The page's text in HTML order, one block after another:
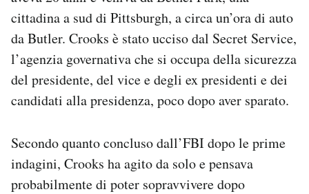
cittadina a sud di Pittsburgh, a circa un’ora di auto
da Butler. Crooks è stato ucciso dal Secret Service,
l’agenzia governativa che si occupa della sicurezza
del presidente, del vice e degli ex presidenti e dei
candidati alla presidenza, poco dopo aver sparato.
Secondo quanto concluso dall’FBI dopo le prime
indagini, Crooks ha agito da solo e pensava
probabilmente di poter sopravvivere dopo